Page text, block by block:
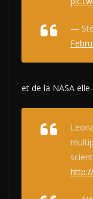
—
et de la NASA